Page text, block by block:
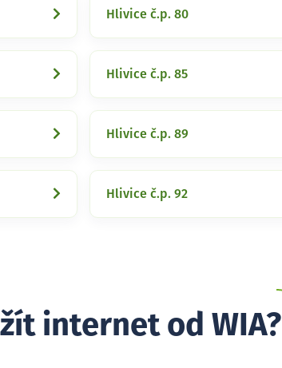
Hlivice č.p. 80
Hlivice č.p. 85
Hlivice č.p. 89
Hlivice č.p. 92
internet od WIA?